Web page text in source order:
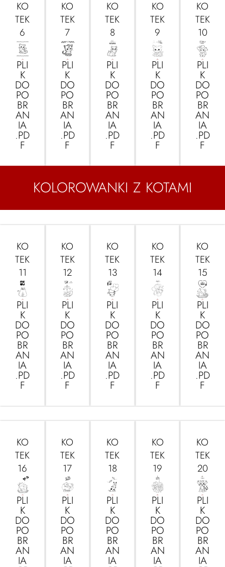
KO
TEK
6
PLI
K
DO
PO
BR
AN
IA
.PD
F
KO
TEK
7
PLI
K
DO
PO
BR
AN
IA
.PD
F
KO
TEK
8
PLI
K
DO
PO
BR
AN
IA
.PD
F
KO
TEK
9
PLI
K
DO
PO
BR
AN
IA
.PD
F
KO
TEK
10
PLI
K
DO
PO
BR
AN
IA
.PD
F
KOLOROWANKI Z KOTAMI
KO
TEK
11
PLI
K
DO
PO
BR
AN
IA
.PD
F
KO
TEK
12
PLI
K
DO
PO
BR
AN
IA
.PD
F
KO
TEK
13
PLI
K
DO
PO
BR
AN
IA
.PD
F
KO
TEK
14
PLI
K
DO
PO
BR
AN
IA
.PD
F
KO
TEK
15
PLI
K
DO
PO
BR
AN
IA
.PD
F
KO
TEK
16
PLI
K
DO
PO
BR
AN
IA
KO
TEK
17
PLI
K
DO
PO
BR
AN
IA
KO
TEK
18
PLI
K
DO
PO
BR
AN
IA
KO
TEK
19
PLI
K
DO
PO
BR
AN
IA
KO
TEK
20
PLI
K
DO
PO
BR
AN
IA